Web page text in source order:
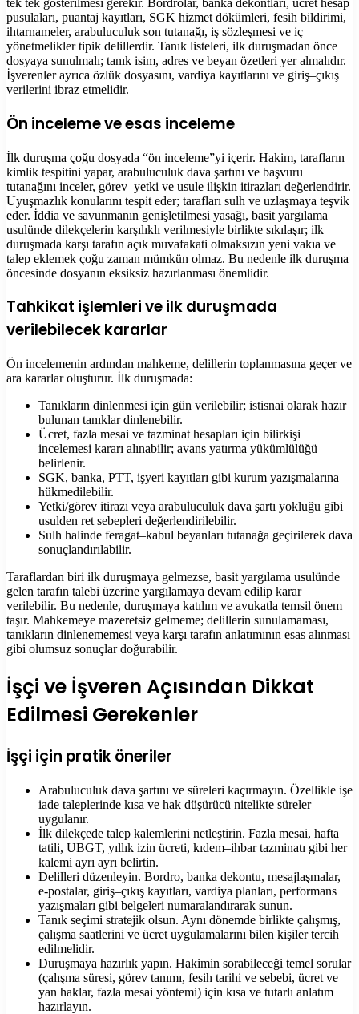
tek tek gösterilmesi gerekir. Bordrolar, banka dekontları, ücret hesap
pusulaları, puantaj kayıtları, SGK hizmet dökümleri, fesih bildirimi,
ihtarnameler, arabuluculuk son tutanağı, iş sözleşmesi ve iç
yönetmelikler tipik delillerdir. Tanık listeleri, ilk duruşmadan önce
dosyaya sunulmalı; tanık isim, adres ve beyan özetleri yer almalıdır.
İşverenler ayrıca özlük dosyasını, vardiya kayıtlarını ve giriş–çıkış
verilerini ibraz etmelidir.
Ön inceleme ve esas inceleme
İlk duruşma çoğu dosyada “ön inceleme”yi içerir. Hakim, tarafların
kimlik tespitini yapar, arabuluculuk dava şartını ve başvuru
tutanağını inceler, görev–yetki ve usule ilişkin itirazları değerlendirir.
Uyuşmazlık konularını tespit eder; tarafları sulh ve uzlaşmaya teşvik
eder. İddia ve savunmanın genişletilmesi yasağı, basit yargılama
usulünde dilekçelerin karşılıklı verilmesiyle birlikte sıkılaşır; ilk
duruşmada karşı tarafın açık muvafakati olmaksızın yeni vakıa ve
talep eklemek çoğu zaman mümkün olmaz. Bu nedenle ilk duruşma
öncesinde dosyanın eksiksiz hazırlanması önemlidir.
Tahkikat işlemleri ve ilk duruşmada
verilebilecek kararlar
Ön incelemenin ardından mahkeme, delillerin toplanmasına geçer ve
ara kararlar oluşturur. İlk duruşmada:
Tanıkların dinlenmesi için gün verilebilir; istisnai olarak hazır
bulunan tanıklar dinlenebilir.
Ücret, fazla mesai ve tazminat hesapları için bilirkişi
incelemesi kararı alınabilir; avans yatırma yükümlülüğü
belirlenir.
SGK, banka, PTT, işyeri kayıtları gibi kurum yazışmalarına
hükmedilebilir.
Yetki/görev itirazı veya arabuluculuk dava şartı yokluğu gibi
usulden ret sebepleri değerlendirilebilir.
Sulh halinde feragat–kabul beyanları tutanağa geçirilerek dava
sonuçlandırılabilir.
Taraflardan biri ilk duruşmaya gelmezse, basit yargılama usulünde
gelen tarafın talebi üzerine yargılamaya devam edilip karar
verilebilir. Bu nedenle, duruşmaya katılım ve avukatla temsil önem
taşır. Mahkemeye mazeretsiz gelmeme; delillerin sunulamaması,
tanıkların dinlenememesi veya karşı tarafın anlatımının esas alınması
gibi olumsuz sonuçlar doğurabilir.
İşçi ve İşveren Açısından Dikkat
Edilmesi Gerekenler
İşçi için pratik öneriler
Arabuluculuk dava şartını ve süreleri kaçırmayın. Özellikle işe
iade taleplerinde kısa ve hak düşürücü nitelikte süreler
uygulanır.
İlk dilekçede talep kalemlerini netleştirin. Fazla mesai, hafta
tatili, UBGT, yıllık izin ücreti, kıdem–ihbar tazminatı gibi her
kalemi ayrı ayrı belirtin.
Delilleri düzenleyin. Bordro, banka dekontu, mesajlaşmalar,
e-postalar, giriş–çıkış kayıtları, vardiya planları, performans
yazışmaları gibi belgeleri numaralandırarak sunun.
Tanık seçimi stratejik olsun. Aynı dönemde birlikte çalışmış,
çalışma saatlerini ve ücret uygulamalarını bilen kişiler tercih
edilmelidir.
Duruşmaya hazırlık yapın. Hakimin sorabileceği temel sorular
(çalışma süresi, görev tanımı, fesih tarihi ve sebebi, ücret ve
yan haklar, fazla mesai yöntemi) için kısa ve tutarlı anlatım
hazırlayın.